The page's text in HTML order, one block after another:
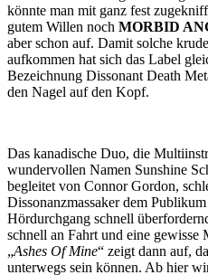
könnte man mit ganz fest
gutem Willen noch MORBID
aber schon auf. Damit solche
aufkommen hat sich das Label
Bezeichnung Dissonant Death
den Nagel auf den Kopf.
Das kanadische Duo, die
wundervollen Namen Sunshine
begleitet von Connor Gordon,
Dissonanzmassaker dem
Hördurchgang schnell
schnell an Fahrt und eine gewisse
„Ashes Of Mine“ zeigt dann auf,
unterwegs sein können. Ab hier